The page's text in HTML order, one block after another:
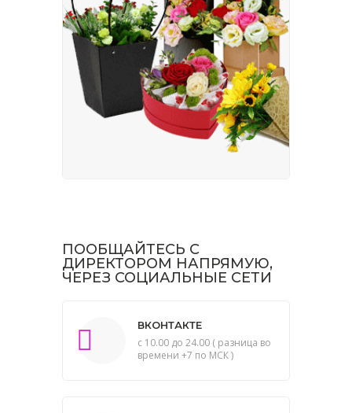
ПООБЩАЙТЕСЬ С
ДИРЕКТОРОМ НАПРЯМУЮ,
ЧЕРЕЗ СОЦИАЛЬНЫЕ СЕТИ
ВКОНТАКТЕ
с 10.00 до 24.00 ( разница во
времени +7 по МСК )